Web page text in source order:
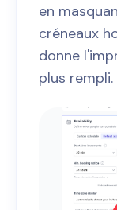
en
créneaux
donne
plus rempli.